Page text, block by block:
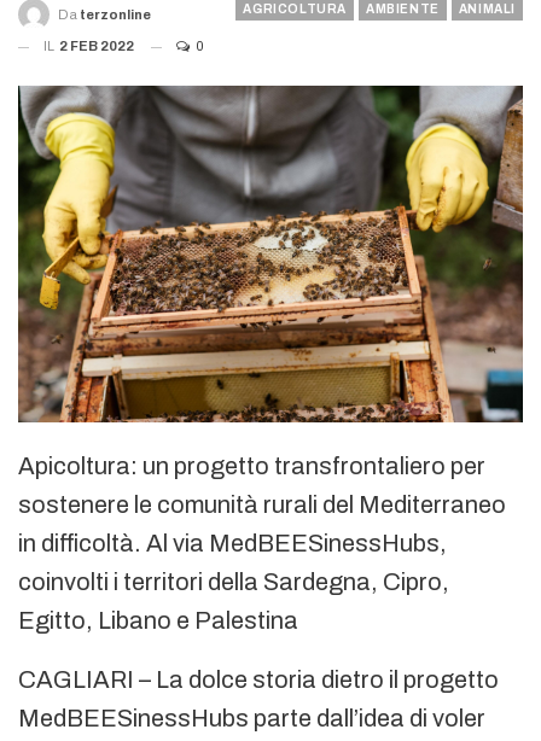
AGRICOLTURA AMBIENTE ANIMALI
Da Terzonline
IL 2 FEB 2022 0
Apicoltura: un progetto transfrontaliero per
sostenere le comunità rurali del Mediterraneo
in difficoltà. Al via MedBEESinessHubs,
coinvolti i territori della Sardegna, Cipro,
Egitto, Libano e Palestina
CAGLIARI – La dolce storia dietro il progetto
MedBEESinessHubs parte dall’idea di voler